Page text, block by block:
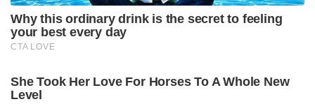
Why this ordinary drink is the secret to feeling
your best every day
CTA LOVE
She Took Her Love For Horses To A Whole New
Level